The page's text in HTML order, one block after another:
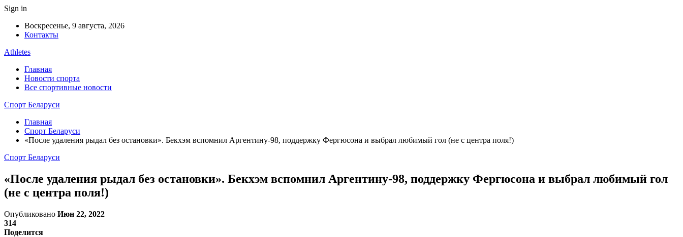
Sign in
Воскресенье, 9 августа, 2026
Контакты
Athletes
Главная
Новости спорта
Все спортивные новости
Спорт Беларуси
Главная
Спорт Беларуси
«После удаления рыдал без остановки». Бекхэм вспомнил Аргентину-98, поддержку Фергюсона и выбрал любимый гол (не с центра поля!)
Спорт Беларуси
«После удаления рыдал без остановки». Бекхэм вспомнил Аргентину-98, поддержку Фергюсона и выбрал любимый гол
(не с центра поля!)
Опубликовано Июн 22, 2022
314
Поделится